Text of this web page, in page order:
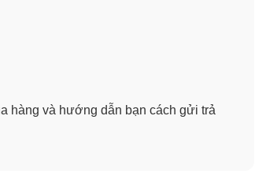
hàng và hướng dẫn bạn cách gửi trả